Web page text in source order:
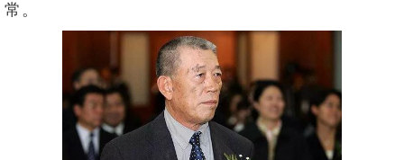
常。